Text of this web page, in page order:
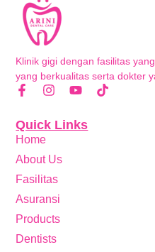
Klinik gigi dengan fasilitas
yang berkualitas serta dokter
Quick Links
Home
About Us
Fasilitas
Asuransi
Products
Dentists